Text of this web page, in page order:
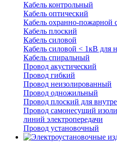
Кабель контрольный
Кабель оптический
Кабель охранно-пожарной
Кабель плоский
Кабель силовой
Кабель силовой < 1кВ для
Кабель спиральный
Провод акустический
Провод гибкий
Провод неизолированный
Провод одножильный
Провод плоский для
Провод самонесущий
линий электропередачи
Провод установочный